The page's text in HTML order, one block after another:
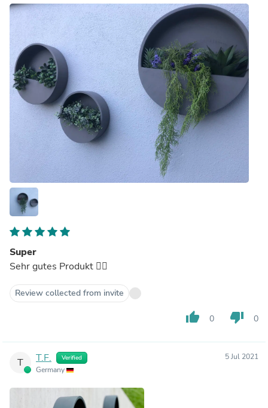
Super
Sehr gutes Produkt 👌🏻
Review collected from invite
thumb_up 0 thumb_down 0
T T.F. Verified
Germany
5 Jul 2021